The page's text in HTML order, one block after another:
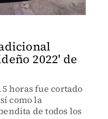
2022' de
horas fue cortado
como la
de todos los